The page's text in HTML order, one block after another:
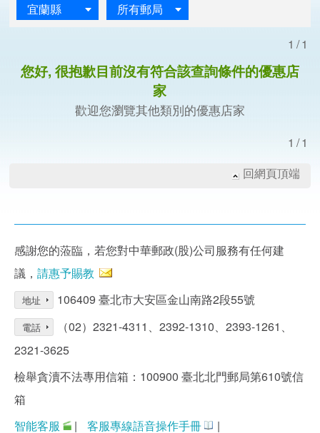
宜蘭縣 所有郵局
1/1
您好, 很抱歉目前沒有符合該查詢條件的優惠店
家
歡迎您瀏覽其他類別的優惠店家
1/1
回網頁頂端
感謝您的蒞臨，若您對中華郵政(股)公司服務有任何建
議， 請惠予賜教
地址 106409 臺北市大安區金山南路2段55號
電話
（02）2321-4311、2392-1310、2393-1261、
2321-3625
檢舉貪瀆不法專用信箱：100900 臺北北門郵局第610號信
箱
智能客服
| 客服專線語音操作手冊 |